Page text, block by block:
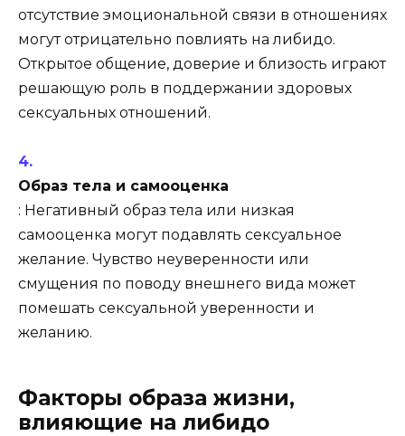
отсутствие эмоциональной связи в отношениях
могут отрицательно повлиять на либидо.
Открытое общение, доверие и близость играют
решающую роль в поддержании здоровых
сексуальных отношений.
Образ тела и самооценка
: Негативный образ тела или низкая
самооценка могут подавлять сексуальное
желание. Чувство неуверенности или
смущения по поводу внешнего вида может
помешать сексуальной уверенности и
желанию.
Факторы образа жизни,
влияющие на либидо